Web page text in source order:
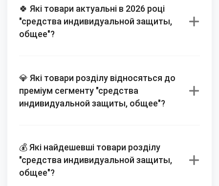
🍀 Які товари актуальні в 2026 році
"средства индивидуальной защиты,
общее"?
💎 Які товари розділу відносяться до
преміум сегменту "средства
индивидуальной защиты, общее"?
💰 Які найдешевші товари розділу
"средства индивидуальной защиты,
общее"?